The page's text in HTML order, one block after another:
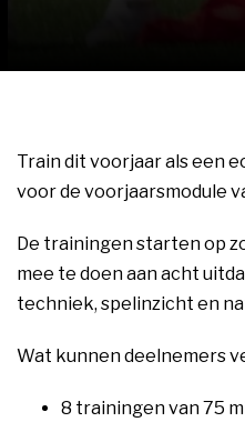
Train dit voorjaar als een
voor de voorjaarsmodule
De trainingen starten op
mee te doen aan acht
techniek, spelinzicht en
Wat kunnen deelnemers
8 trainingen van 75